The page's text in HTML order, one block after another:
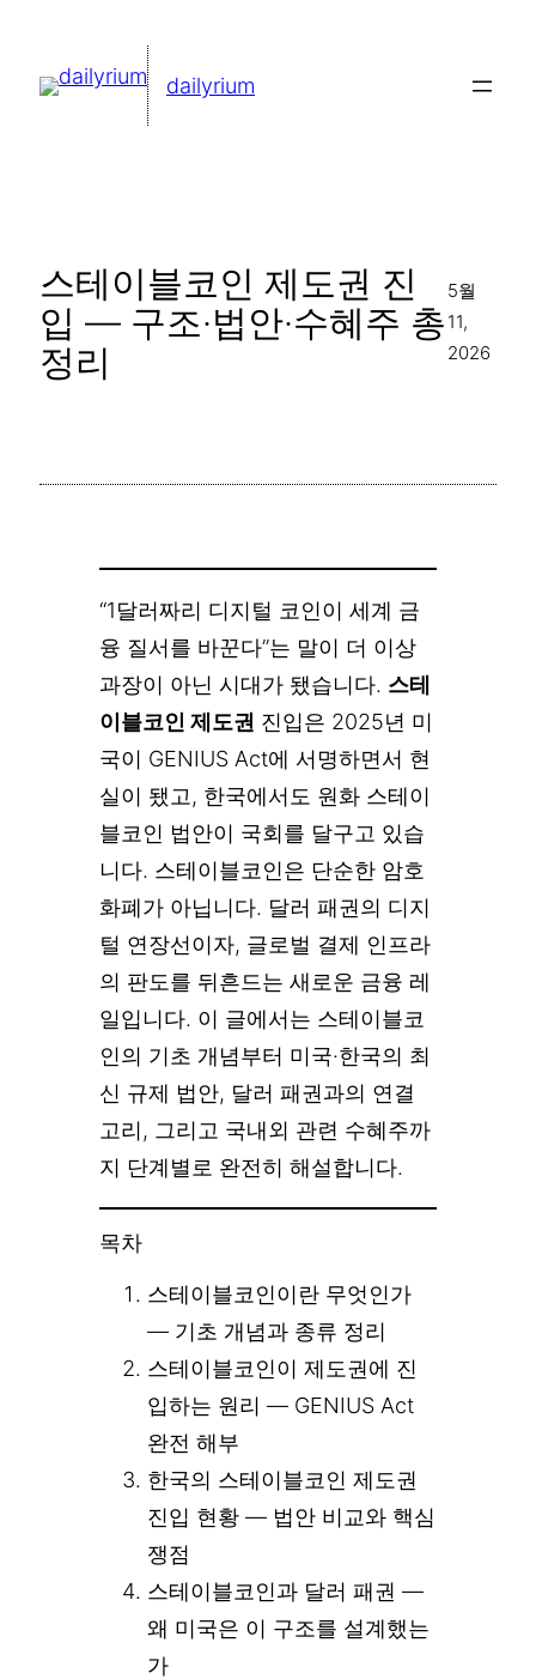
dailyrium
스테이블코인 제도권 진
입 — 구조·법안·수혜주 총
정리
5월
11,
2026
“1달러짜리 디지털 코인이 세계 금
융 질서를 바꾼다”는 말이 더 이상
과장이 아닌 시대가 됐습니다. 스테
이블코인 제도권 진입은 2025년 미
국이 GENIUS Act에 서명하면서 현
실이 됐고, 한국에서도 원화 스테이
블코인 법안이 국회를 달구고 있습
니다. 스테이블코인은 단순한 암호
화폐가 아닙니다. 달러 패권의 디지
털 연장선이자, 글로벌 결제 인프라
의 판도를 뒤흔드는 새로운 금융 레
일입니다. 이 글에서는 스테이블코
인의 기초 개념부터 미국·한국의 최
신 규제 법안, 달러 패권과의 연결
고리, 그리고 국내외 관련 수혜주까
지 단계별로 완전히 해설합니다.
목차
스테이블코인이란 무엇인가
— 기초 개념과 종류 정리
스테이블코인이 제도권에 진
입하는 원리 — GENIUS Act
완전 해부
한국의 스테이블코인 제도권
진입 현황 — 법안 비교와 핵심
쟁점
스테이블코인과 달러 패권 —
왜 미국은 이 구조를 설계했는
가